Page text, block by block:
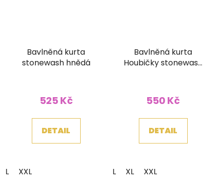
Bavlněná kurta
stonewash hnědá
525 Kč
DETAIL
L XXL
Bavlněná kurta
Houbičky stonewash
550 Kč
DETAIL
L XL XXL